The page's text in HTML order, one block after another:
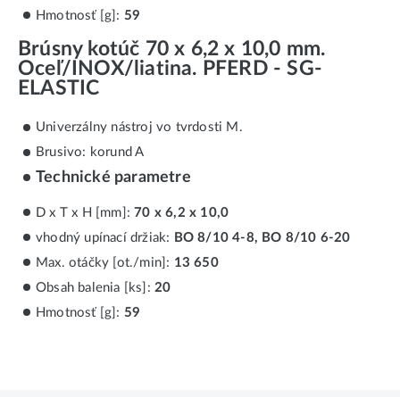
Hmotnosť [g]: 59
Brúsny kotúč 70 x 6,2 x 10,0 mm.
Oceľ/INOX/liatina. PFERD - SG-
ELASTIC
Univerzálny nástroj vo tvrdosti M.
Brusivo: korund A
Technické parametre
D x T x H [mm]:70 x 6,2 x 10,0
vhodný upínací držiak: BO 8/10 4-8, BO 8/10 6-20
Max. otáčky [ot./min]: 13 650
Obsah balenia [ks]: 20
Hmotnosť [g]: 59